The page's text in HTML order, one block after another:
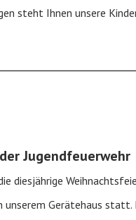
steht Ihnen unsere
Jugendfeuerwehr
diesjährige
Gerätehaus statt.